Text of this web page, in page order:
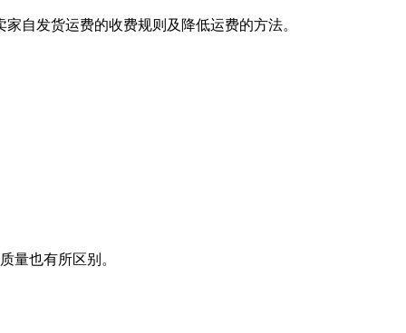
自发货运费的收费规则及降低运费的方法。
量也有所区别。